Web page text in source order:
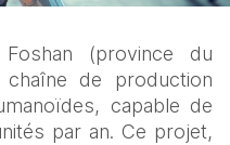
(province du
chaîne de production
capable de
par an. Ce projet,